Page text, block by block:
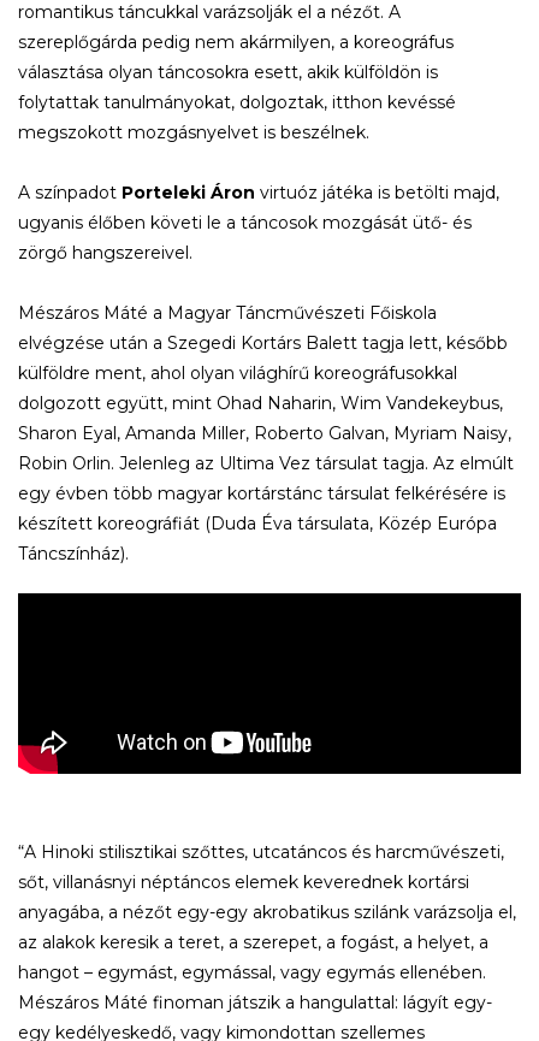
romantikus táncukkal varázsolják el a nézőt. A
szereplőgárda pedig nem akármilyen, a koreográfus
választása olyan táncosokra esett, akik külföldön is
folytattak tanulmányokat, dolgoztak, itthon kevéssé
megszokott mozgásnyelvet is beszélnek.
A színpadot Porteleki Áron virtuóz játéka is betölti majd,
ugyanis élőben követi le a táncosok mozgását ütő- és
zörgő hangszereivel.
Mészáros Máté a Magyar Táncművészeti Főiskola
elvégzése után a Szegedi Kortárs Balett tagja lett, később
külföldre ment, ahol olyan világhírű koreográfusokkal
dolgozott együtt, mint Ohad Naharin, Wim Vandekeybus,
Sharon Eyal, Amanda Miller, Roberto Galvan, Myriam Naisy,
Robin Orlin. Jelenleg az Ultima Vez társulat tagja. Az elmúlt
egy évben több magyar kortárstánc társulat felkérésére is
készített koreográfiát (Duda Éva társulata, Közép Európa
Táncszínház).
“A Hinoki stilisztikai szőttes, utcatáncos és harcművészeti,
sőt, villanásnyi néptáncos elemek keverednek kortársi
anyagába, a nézőt egy-egy akrobatikus szilánk varázsolja el,
az alakok keresik a teret, a szerepet, a fogást, a helyet, a
hangot – egymást, egymással, vagy egymás ellenében.
Mészáros Máté finoman játszik a hangulattal: lágyít egy-
egy kedélyeskedő, vagy kimondottan szellemes